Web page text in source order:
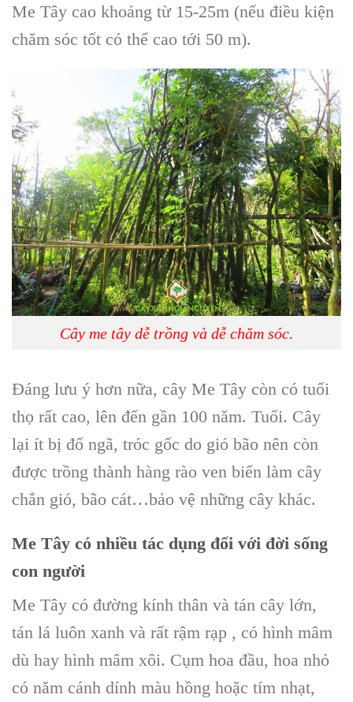
Me Tây cao khoảng từ 15-25m (nếu điều kiện
chăm sóc tốt có thể cao tới 50 m).
Cây me tây dễ trồng và dễ chăm sóc.
Đáng lưu ý hơn nữa, cây Me Tây còn có tuổi
thọ rất cao, lên đến gần 100 năm. Tuổi. Cây
lại ít bị đổ ngã, tróc gốc do gió bão nên còn
được trồng thành hàng rào ven biển làm cây
chắn gió, bão cát…bảo vệ những cây khác.
Me Tây có nhiều tác dụng đối với đời sống
con người
Me Tây có đường kính thân và tán cây lớn,
tán lá luôn xanh và rất rậm rạp , có hình mâm
dù hay hình mâm xôi. Cụm hoa đầu, hoa nhỏ
có năm cánh dính màu hồng hoặc tím nhạt,